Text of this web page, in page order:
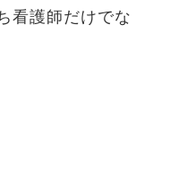
看護師だけでな